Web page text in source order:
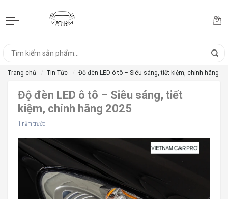
Trang chủ Tin Tức Độ đèn LED ô tô – Siêu sáng, tiết kiệm, chính hãng
Độ đèn LED ô tô – Siêu sáng, tiết
kiệm, chính hãng 2025
1 năm trước